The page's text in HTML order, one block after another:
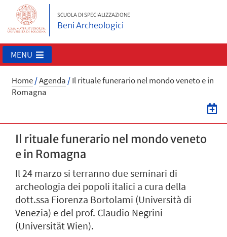
SCUOLA DI SPECIALIZZAZIONE
Beni Archeologici
MENU
Home/Agenda /Il rituale funerario nel mondo veneto e in
Romagna
Il rituale funerario nel mondo veneto
e in Romagna
Il 24 marzo si terranno due seminari di
archeologia dei popoli italici a cura della
dott.ssa Fiorenza Bortolami (Università di
Venezia) e del prof. Claudio Negrini
(Universität Wien).